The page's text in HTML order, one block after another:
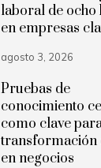
laboral de ocho
en empresas
agosto 3, 2026
Pruebas de
conocimiento
como clave
transformación
en negocios